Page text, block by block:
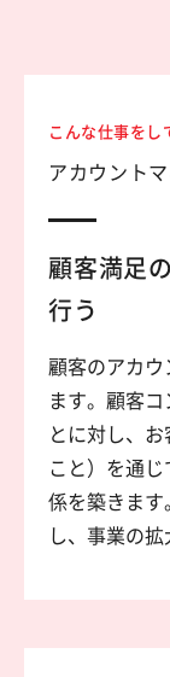
こんな仕事をし
アカウント
顧客満足
行う
顧客のアカ
ます。顧客
とに対し、
こと）を通
係を築きま
し、事業の